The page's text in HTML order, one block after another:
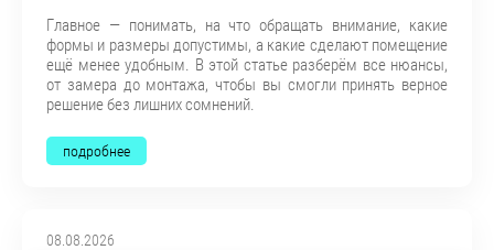
Главное — понимать, на что обращать внимание, какие
формы и размеры допустимы, а какие сделают помещение
ещё менее удобным. В этой статье разберём все нюансы,
от замера до монтажа, чтобы вы смогли принять верное
решение без лишних сомнений.
подробнее
08.08.2026